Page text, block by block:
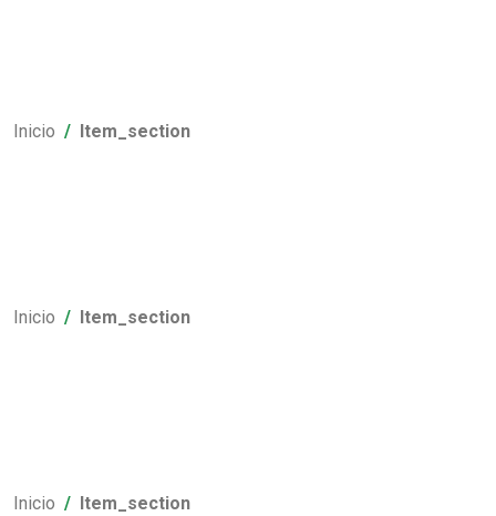
Inicio Item_section
Inicio Item_section
Inicio Item_section